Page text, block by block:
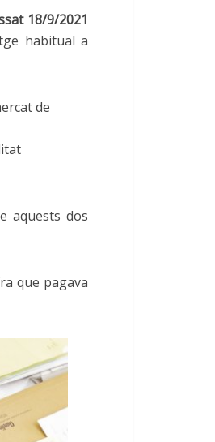
18/9/2021
habitual a
de
aquests dos
que pagava